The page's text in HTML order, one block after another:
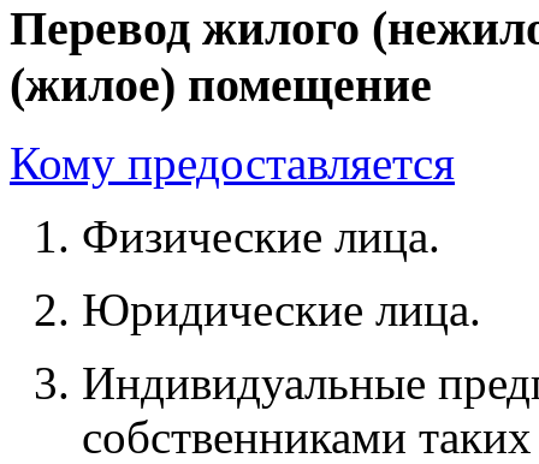
Перевод жилого
(жилое) помещение
Кому предоставляется
Физические лица.
Юридические лица.
Индивидуальные
собственниками